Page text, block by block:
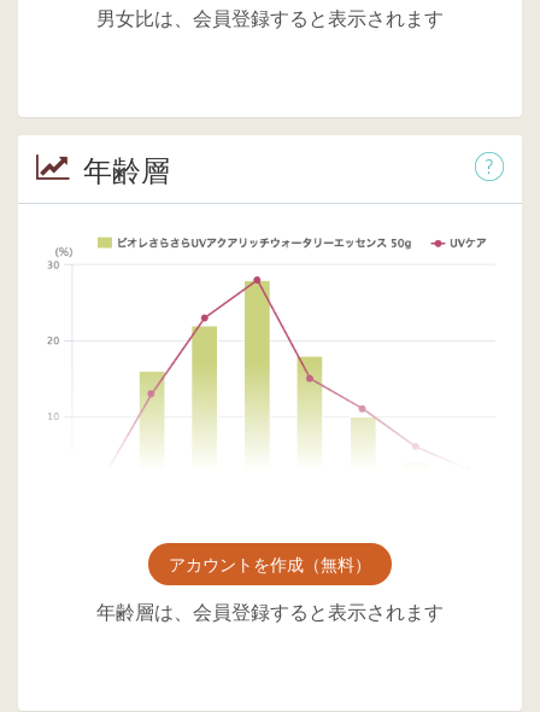
男女比は、会員登録すると表示されます
年齢層
アカウントを作成（無料）
年齢層は、会員登録すると表示されます